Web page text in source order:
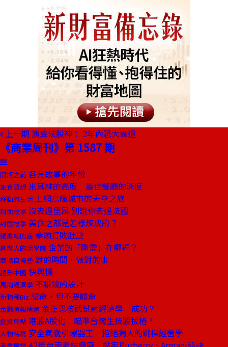
上一期 演算法股神： 2年內恐大衰退
《商業周刊》第 1587 期
開瓶之前 各有故事的年份
旅食隨想 米其林的高度 最佳餐廳的深度
移動的生活 上網鳥瞰城市的天空之旅
封面故事 沒去過里昂 別說你去過法國
封面故事 美食之都是怎樣煉成的？
總編輯的話 拳頭打敗肚皮
創辦人的活學院 企業的「剛需」在哪裡？
商場自慢塾 對的時間，做對的事
趨勢中國 快與慢
風尚經濟學 不賺錢的設計
新物種Biz 認命，但不要順命
金融時報精選 金正恩核武試射經濟學 成功？
投資焦點 港股A股化 瞄準台灣生技股拔樁！
人物特寫 安全氣囊引爆器王 拒絕獨大的跳棋經營學